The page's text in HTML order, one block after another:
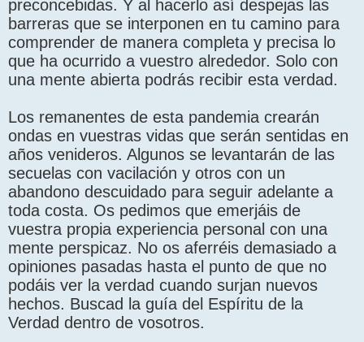
preconcebidas. Y al hacerlo así despejas las
barreras que se interponen en tu camino para
comprender de manera completa y precisa lo
que ha ocurrido a vuestro alrededor. Solo con
una mente abierta podrás recibir esta verdad.
Los remanentes de esta pandemia crearán
ondas en vuestras vidas que serán sentidas en
años venideros. Algunos se levantarán de las
secuelas con vacilación y otros con un
abandono descuidado para seguir adelante a
toda costa. Os pedimos que emerjáis de
vuestra propia experiencia personal con una
mente perspicaz. No os aferréis demasiado a
opiniones pasadas hasta el punto de que no
podáis ver la verdad cuando surjan nuevos
hechos. Buscad la guía del Espíritu de la
Verdad dentro de vosotros.